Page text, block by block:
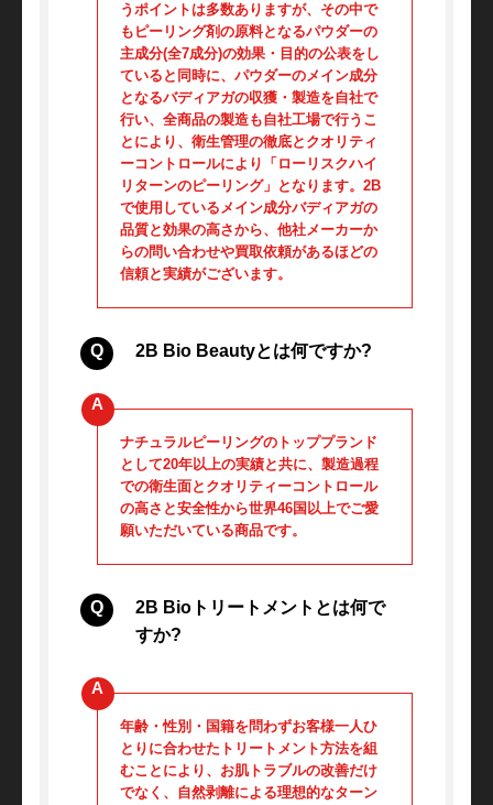
うポイントは多数ありますが、その中で
もピーリング剤の原料となるパウダーの
主成分(全7成分)の効果・目的の公表をし
ていると同時に、パウダーのメイン成分
となるバディアガの収獲・製造を自社で
行い、全商品の製造も自社工場で行うこ
とにより、衛生管理の徹底とクオリティ
ーコントロールにより「ローリスクハイ
リターンのピーリング」となります。2B
で使用しているメイン成分バディアガの
品質と効果の高さから、他社メーカーか
らの問い合わせや買取依頼があるほどの
信頼と実績がございます。
2B Bio Beautyとは何ですか?
ナチュラルピーリングのトッププランド
として20年以上の実績と共に、製造過程
での衛生面とクオリティーコントロール
の高さと安全性から世界46国以上でご愛
願いただいている商品です。
2B Bioトリートメントとは何で
すか?
年齢・性別・国籍を問わずお客様一人ひ
とりに合わせたトリートメント方法を組
むことにより、お肌トラブルの改善だけ
でなく、自然剥離による理想的なターン